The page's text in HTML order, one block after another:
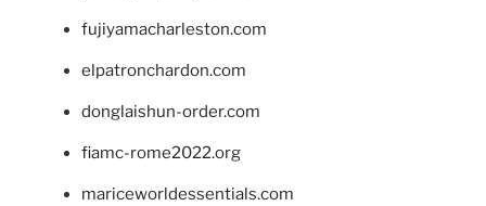
fujiyamacharleston.com
elpatronchardon.com
donglaishun-order.com
fiamc-rome2022.org
mariceworldessentials.com